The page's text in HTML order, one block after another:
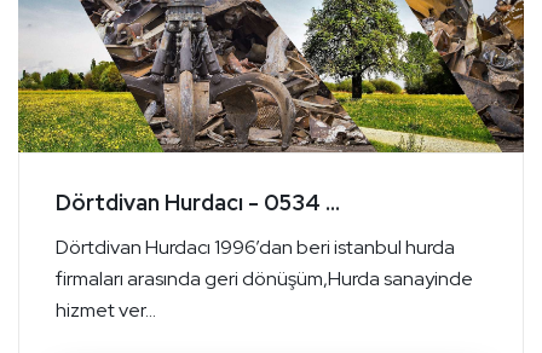
Dörtdivan Hurdacı - 0534 ...
Dörtdivan Hurdacı 1996’dan beri istanbul hurda
firmaları arasında geri dönüşüm,Hurda sanayinde
hizmet ver...